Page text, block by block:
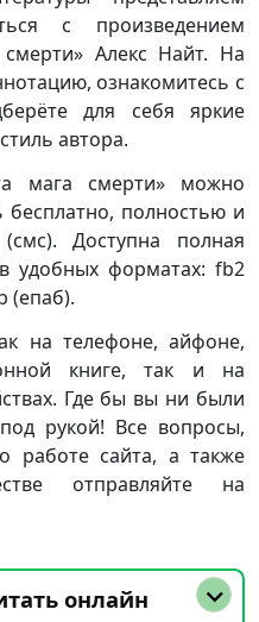
с произведением
Алекс Найт. На
ознакомитесь с
для себя яркие
автора.
мага смерти» можно
бесплатно, полностью и
Доступна полная
удобных форматах: fb2
(епаб).
на телефоне, айфоне,
книге, так и на
Где бы вы ни были
рукой! Все вопросы,
работе сайта, а также
отправляйте на
онлайн